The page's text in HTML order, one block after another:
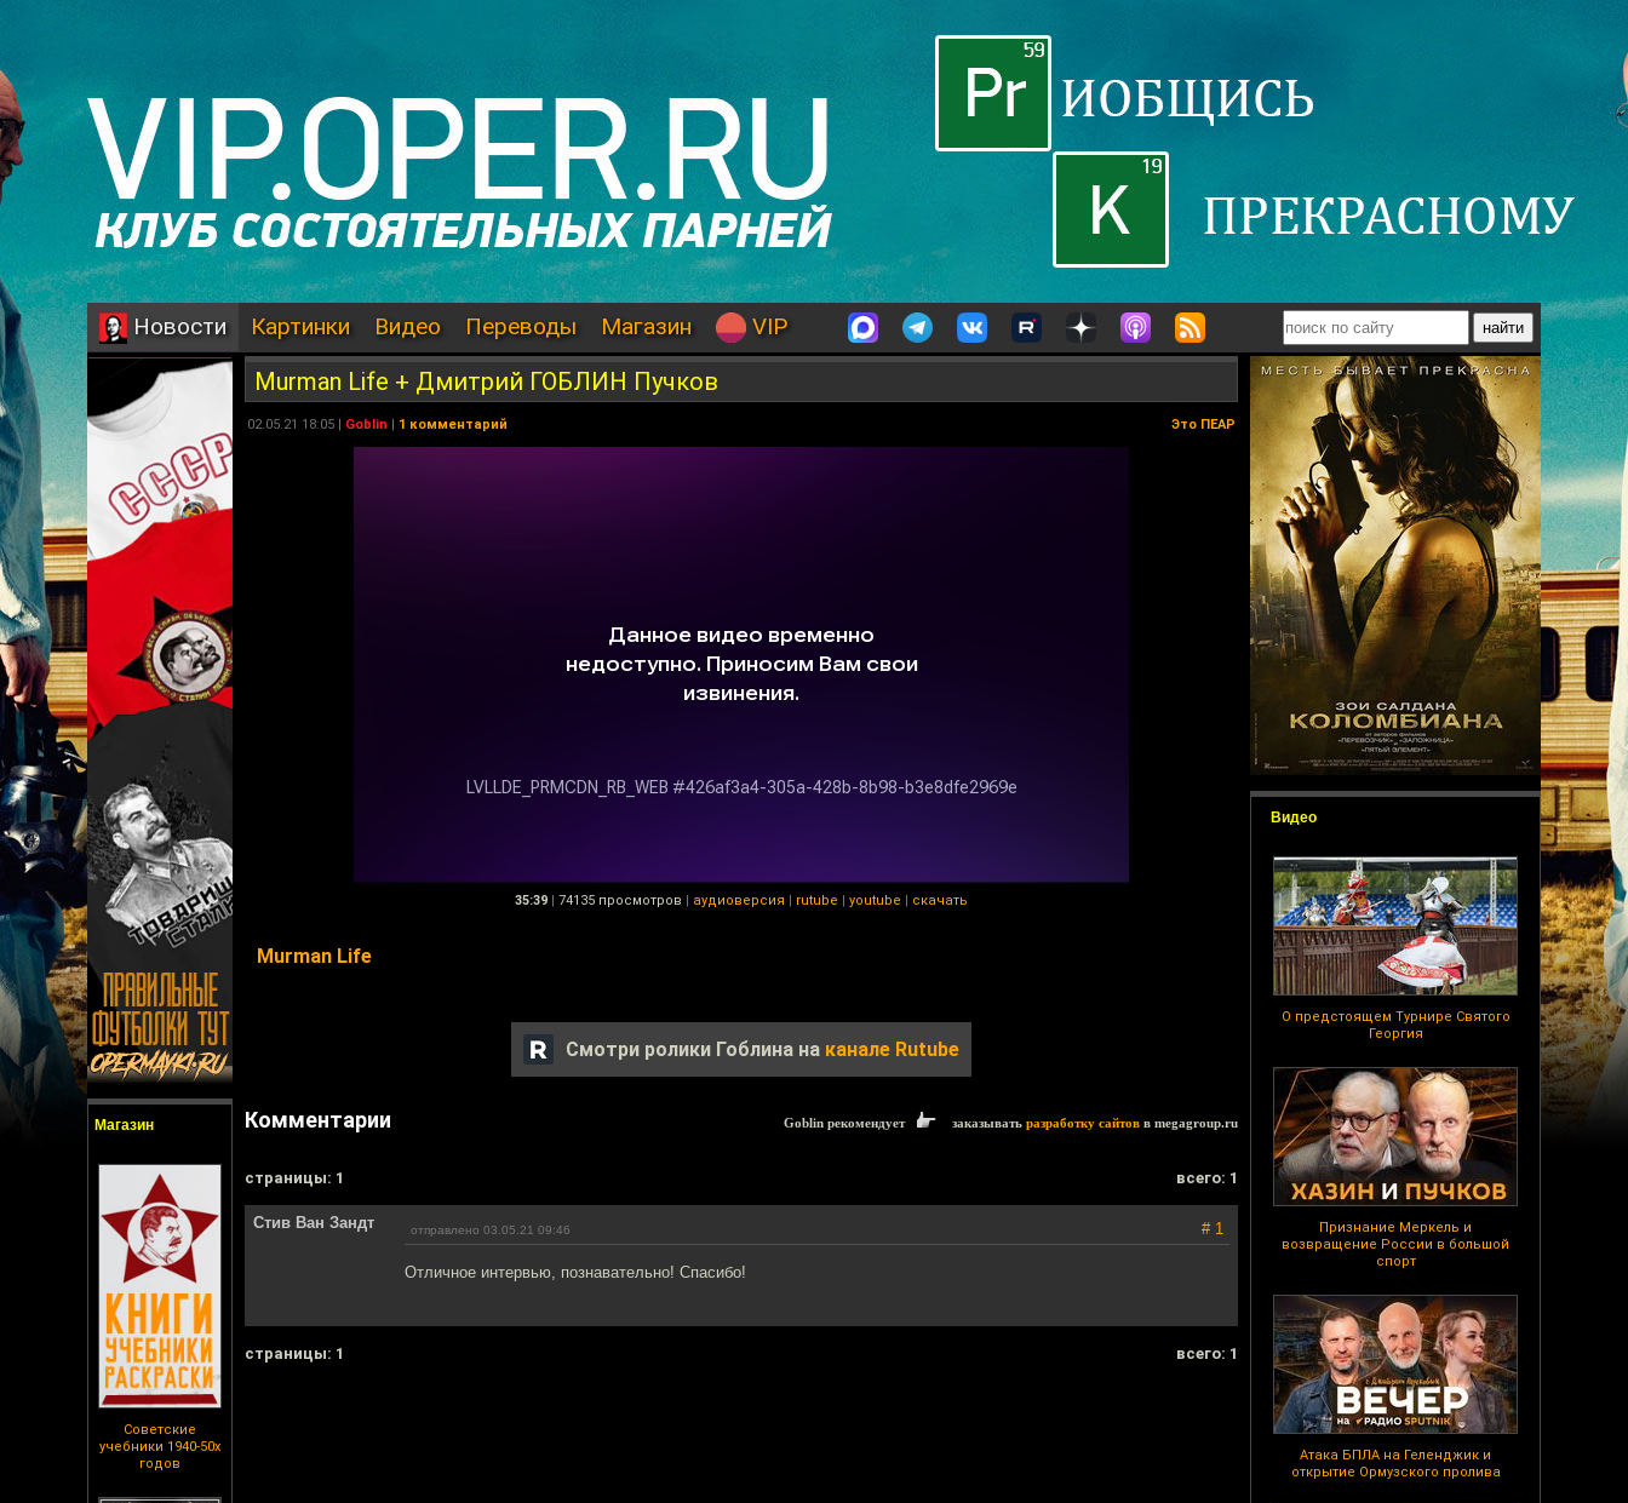
Новости Картинки Видео Переводы Магазин VIP
Магазин
Советские
учебники 1940-50х
годов
Видео
О предстоящем Турнире Святого
Георгия
Признание Меркель и
возвращение России в большой
спорт
Атака БПЛА на Геленджик и
открытие Ормузского пролива
Murman Life + Дмитрий ГОБЛИН Пучков
02.05.21 18:05 | Goblin | 1 комментарий Это ПЕАР
35:39 | 74135 просмотров | аудиоверсия | rutube | youtube | скачать
Murman Life
Смотри ролики Гоблина на канале Rutube
Комментарии Goblin рекомендует заказывать разработку сайтов в megagroup.ru
cтраницы: 1 всего: 1
Стив Ван Зандт отправлено 03.05.21 09:46 # 1
Отличное интервью, познавательно! Спасибо!
cтраницы: 1 всего: 1